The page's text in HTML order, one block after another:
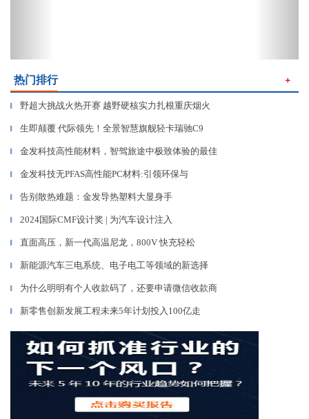
热门排行 ＋
▎ 野超大挑战火热开赛 越野硬核实力扎根重庆烟火
▎ 生即颠覆 代际领先！全景智慧旗舰轻卡瑞驰C9
▎ 金发科技高性能材料，智驾旅途中极致体验的最佳
▎ 金发科技无PFAS高性能PC材料:引领环保与
▎ 告别散热难题：金发导热塑料大显身手
▎ 2024国际CMF设计奖 | 为汽车设计注入
▎ 直面高压，新一代高温尼龙，800V 快充轻松
▎ 新能源汽车三电系统、电子电工等领域的新选择
▎ 为什么明明有个人收款码了，还要申请微信收款商
▎ 新零售创新发展工程未来5年计划投入100亿走